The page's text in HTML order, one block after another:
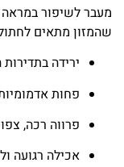
מעבר לשיפור
שהמזון מתאים
ירידה
פחות
פרווה רכה,
אכילה רגועה